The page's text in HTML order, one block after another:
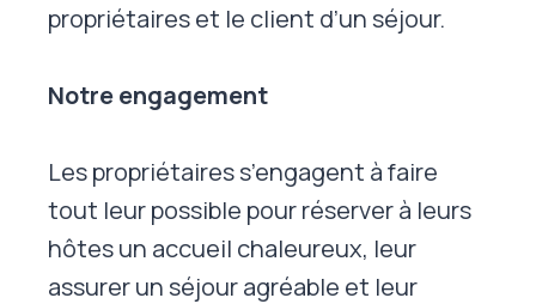
propriétaires et le client d’un séjour.
Notre engagement
Les propriétaires s’engagent à faire
tout leur possible pour réserver à leurs
hôtes un accueil chaleureux, leur
assurer un séjour agréable et leur